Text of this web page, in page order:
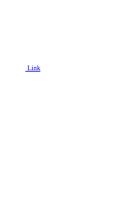
Link